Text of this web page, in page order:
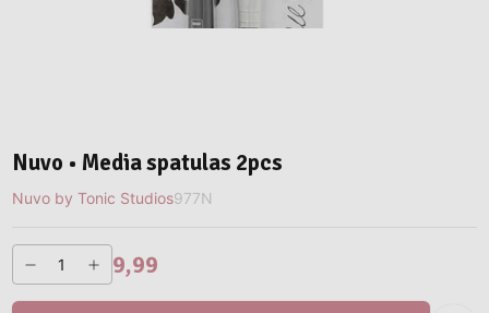
Nuvo • Media spatulas 2pcs
Nuvo by Tonic Studios977N
9,99